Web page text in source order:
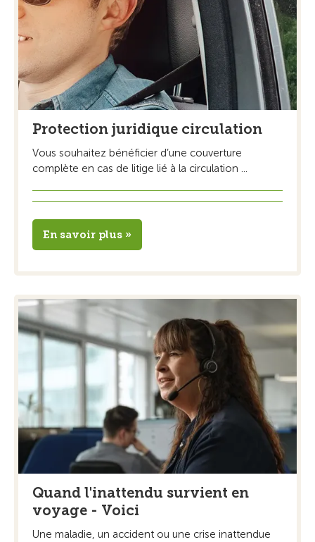
Protection juridique circulation
Vous souhaitez bénéficier d’une couverture
complète en cas de litige lié à la circulation ...
En savoir plus »
Quand l'inattendu survient en
voyage - Voici
Une maladie, un accident ou une crise inattendue